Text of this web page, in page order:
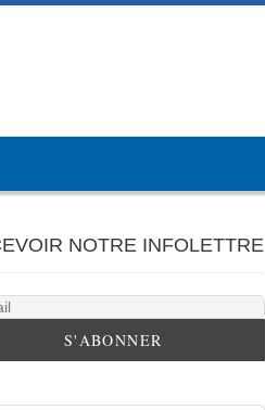
NOTRE INFOLETTRE